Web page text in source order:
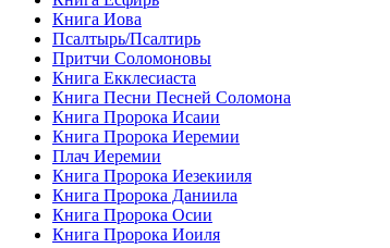
Книга Иова
Псалтырь/Псалтирь
Притчи Соломоновы
Книга Екклесиаста
Книга Песни Песней Соломона
Книга Пророка Исаии
Книга Пророка Иеремии
Плач Иеремии
Книга Пророка Иезекииля
Книга Пророка Даниила
Книга Пророка Осии
Книга Пророка Иоиля